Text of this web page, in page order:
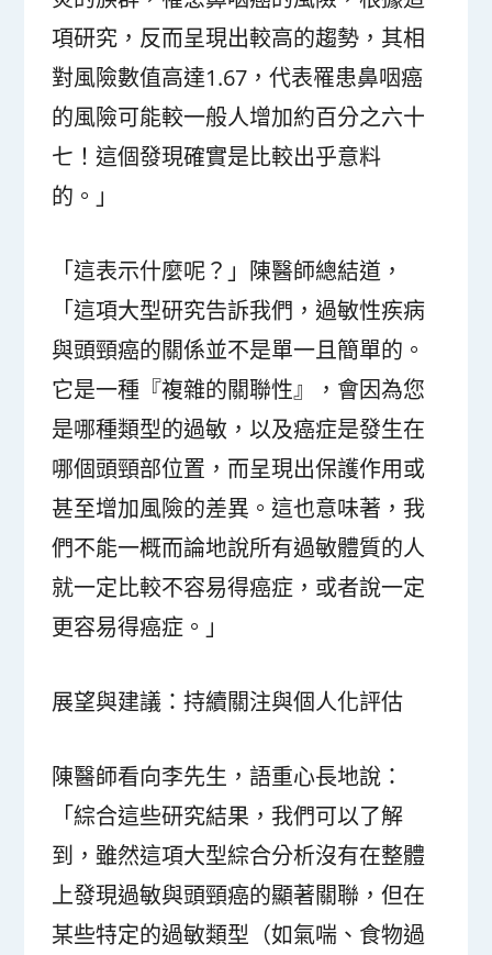
項研究，反而呈現出較高的趨勢，其相
對風險數值高達1.67，代表罹患鼻咽癌
的風險可能較一般人增加約百分之六十
七！這個發現確實是比較出乎意料
的。」
「這表示什麼呢？」陳醫師總結道，
「這項大型研究告訴我們，過敏性疾病
與頭頸癌的關係並不是單一且簡單的。
它是一種『複雜的關聯性』，會因為您
是哪種類型的過敏，以及癌症是發生在
哪個頭頸部位置，而呈現出保護作用或
甚至增加風險的差異。這也意味著，我
們不能一概而論地說所有過敏體質的人
就一定比較不容易得癌症，或者說一定
更容易得癌症。」
展望與建議：持續關注與個人化評估
陳醫師看向李先生，語重心長地說：
「綜合這些研究結果，我們可以了解
到，雖然這項大型綜合分析沒有在整體
上發現過敏與頭頸癌的顯著關聯，但在
某些特定的過敏類型（如氣喘、食物過